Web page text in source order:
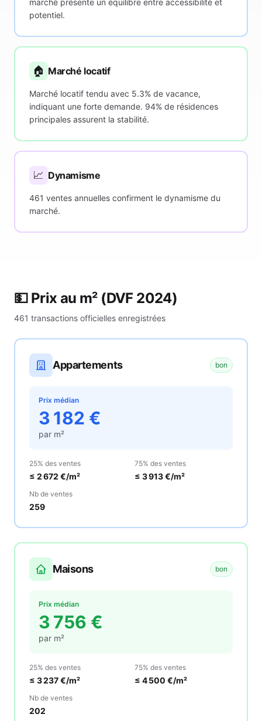
marché présente un équilibre entre accessibilité et
potentiel.
🏠 Marché locatif
Marché locatif tendu avec 5.3% de vacance,
indiquant une forte demande. 94% de résidences
principales assurent la stabilité.
📈 Dynamisme
461 ventes annuelles confirment le dynamisme du
marché.
💵 Prix au m² (DVF 2024)
461 transactions officielles enregistrées
Appartements bon
Prix médian
3 182 €
par m²
25% des ventes
≤ 2 672 €/m²
75% des ventes
≤ 3 913€/m²
Nb de ventes
259
Maisons bon
Prix médian
3 756 €
par m²
25% des ventes
≤ 3 237€/m²
75% des ventes
≤ 4 500 €/m²
Nb de ventes
202